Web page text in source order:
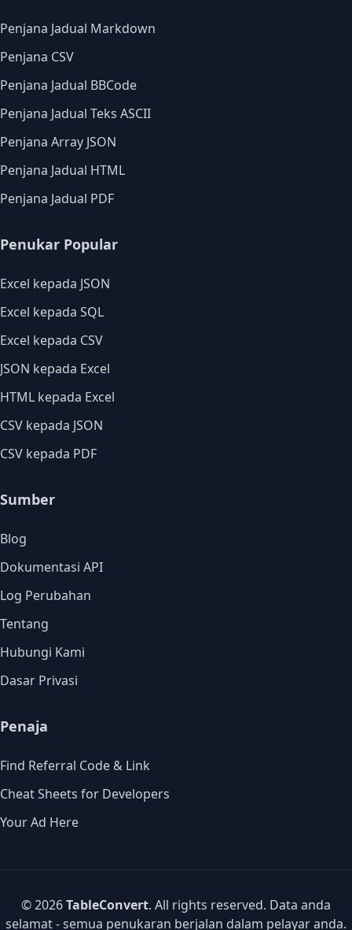
Penjana Jadual Markdown
Penjana CSV
Penjana Jadual BBCode
Penjana Jadual Teks ASCII
Penjana Array JSON
Penjana Jadual HTML
Penjana Jadual PDF
Penukar Popular
Excel kepada JSON
Excel kepada SQL
Excel kepada CSV
JSON kepada Excel
HTML kepada Excel
CSV kepada JSON
CSV kepada PDF
Sumber
Blog
Dokumentasi API
Log Perubahan
Tentang
Hubungi Kami
Dasar Privasi
Penaja
Find Referral Code & Link
Cheat Sheets for Developers
Your Ad Here
© 2026TableConvert. All rights reserved. Data anda
selamat - semua penukaran berjalan dalam pelayar anda.